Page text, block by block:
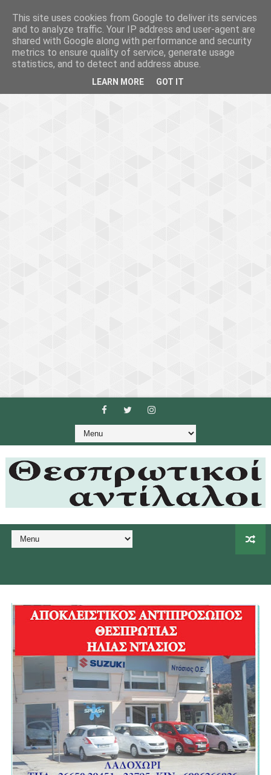
This site uses cookies from Google to deliver its services
and to analyze traffic. Your IP address and user-agent are
shared with Google along with performance and security
metrics to ensure quality of service, generate usage
statistics, and to detect and address abuse.
LEARN MORE GOT IT